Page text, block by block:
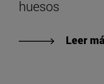
huesos
Leer